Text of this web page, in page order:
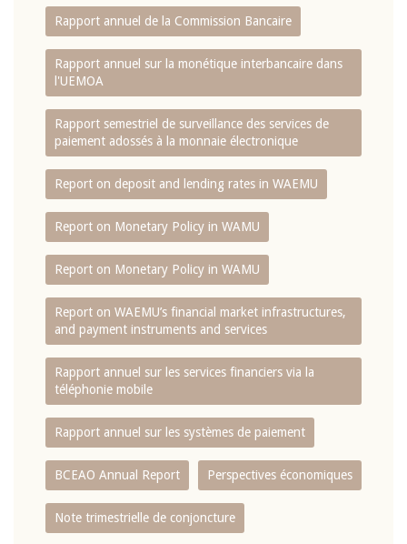
Rapport annuel de la Commission Bancaire
Rapport annuel sur la monétique interbancaire dans
l'UEMOA
Rapport semestriel de surveillance des services de
paiement adossés à la monnaie électronique
Report on deposit and lending rates in WAEMU
Report on Monetary Policy in WAMU
Report on Monetary Policy in WAMU
Report on WAEMU’s financial market infrastructures,
and payment instruments and services
Rapport annuel sur les services financiers via la
téléphonie mobile
Rapport annuel sur les systèmes de paiement
BCEAO Annual Report Perspectives économiques
Note trimestrielle de conjoncture